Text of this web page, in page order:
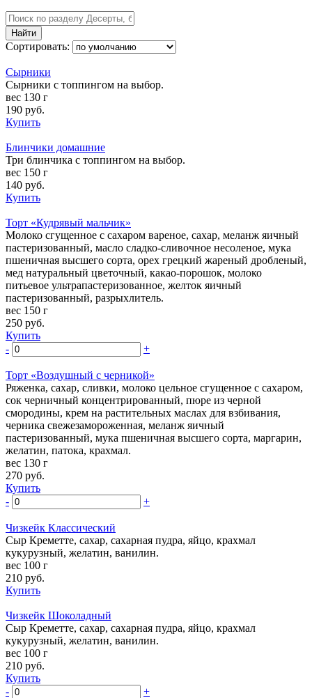
Сортировать:
Сырники
Сырники с топпингом на выбор.
вес 130 г
190 руб.
Купить
Блинчики домашние
Три блинчика с топпингом на выбор.
вес 150 г
140 руб.
Купить
Торт «Кудрявый мальчик»
Молоко сгущенное с сахаром вареное, сахар, меланж яичный
пастеризованный, масло сладко-сливочное несоленое, мука
пшеничная высшего сорта, орех грецкий жареный дробленый,
мед натуральный цветочный, какао-порошок, молоко
питьевое ультрапастеризованное, желток яичный
пастеризованный, разрыхлитель.
вес 150 г
250 руб.
Купить
-
+
Торт «Воздушный с черникой»
Ряженка, сахар, сливки, молоко цельное сгущенное с сахаром,
сок черничный концентрированный, пюре из черной
смородины, крем на растительных маслах для взбивания,
черника свежезамороженная, меланж яичный
пастеризованный, мука пшеничная высшего сорта, маргарин,
желатин, патока, крахмал.
вес 130 г
270 руб.
Купить
-
+
Чизкейк Классический
Сыр Креметте, сахар, сахарная пудра, яйцо, крахмал
кукурузный, желатин, ванилин.
вес 100 г
210 руб.
Купить
Чизкейк Шоколадный
Сыр Креметте, сахар, сахарная пудра, яйцо, крахмал
кукурузный, желатин, ванилин.
вес 100 г
210 руб.
Купить
-
+